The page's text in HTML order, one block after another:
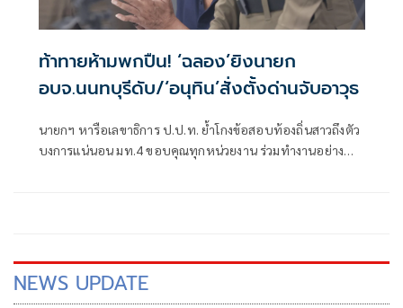
ท้าทายห้ามพกปืน! ‘ฉลอง’ยิงนายก
อบจ.นนทบุรีดับ/‘อนุทิน’สั่งตั้งด่านจับอาวุธ
นายกฯ หารือเลขาธิการ ป.ป.ท. ย้ำโกงข้อสอบท้องถิ่นสาวถึงตัว
บงการแน่นอน มท.4 ขอบคุณทุกหน่วยงาน ร่วมทำงานอย่าง
NEWS UPDATE